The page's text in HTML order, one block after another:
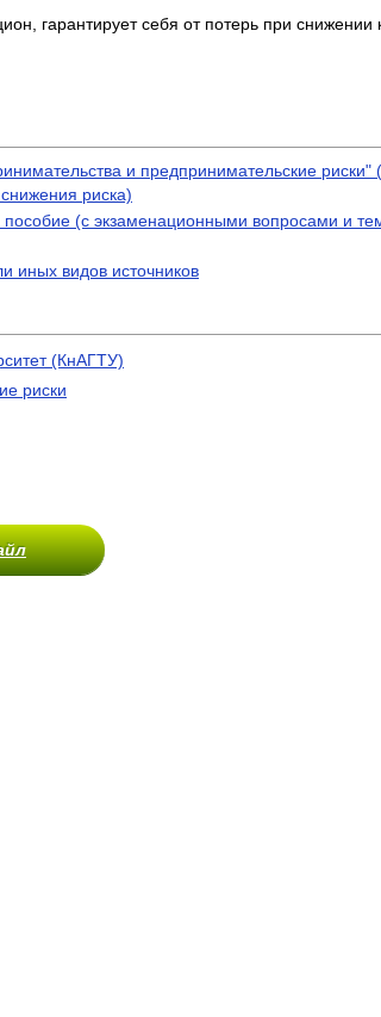
гарантирует себя от потерь при снижении
и предпринимательские риски"
риска)
(с экзаменационными вопросами и
иных видов источников
(КнАГТУ)
риски